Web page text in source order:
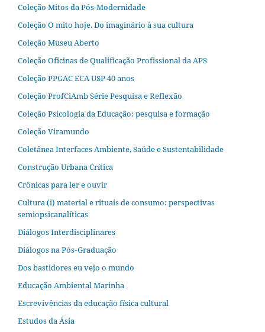
Coleção Mitos da Pós-Modernidade
Coleção O mito hoje. Do imaginário à sua cultura
Coleção Museu Aberto
Coleção Oficinas de Qualificação Profissional da APS
Coleção PPGAC ECA USP 40 anos
Coleção ProfCiAmb Série Pesquisa e Reflexão
Coleção Psicologia da Educação: pesquisa e formação
Coleção Viramundo
Coletânea Interfaces Ambiente, Saúde e Sustentabilidade
Construção Urbana Crítica
Crônicas para ler e ouvir
Cultura (i) material e rituais de consumo: perspectivas
semiopsicanalíticas
Diálogos Interdisciplinares
Diálogos na Pós‐Graduação
Dos bastidores eu vejo o mundo
Educação Ambiental Marinha
Escrevivências da educação física cultural
Estudos da Ásia​